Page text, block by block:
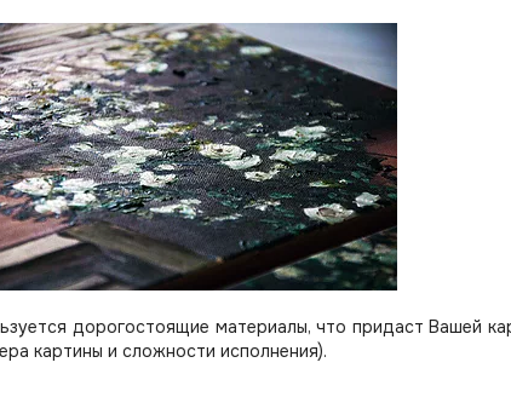
дорогостоящие материалы, что придаст Вашей
картины и сложности исполнения).